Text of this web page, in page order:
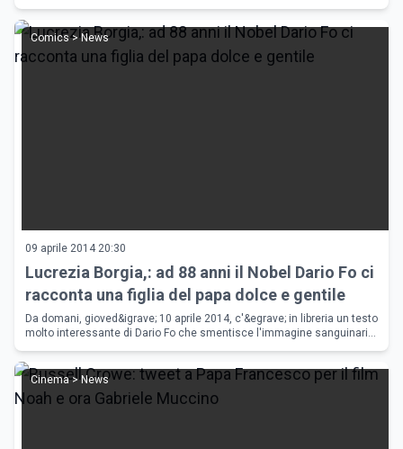
Comics > News
09 aprile 2014 20:30
Lucrezia Borgia,: ad 88 anni il Nobel Dario Fo ci
racconta una figlia del papa dolce e gentile
Da domani, gioved&igrave; 10 aprile 2014, c'&egrave; in libreria un testo
molto interessante di Dario Fo che smentisce l'immagine sanguinaria
Cinema > News